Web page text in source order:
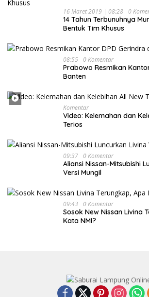
16 Maret 2019 | 08:28 0
14 Tahun Terbunuhnya
Bentuk Tim Khusus
08:55 0 Komentar
Prabowo Resmikan
Banten
Komentar
Video: Kelemahan dan
Terios
09:37 0 Komentar
Aliansi Nissan-Mitsubishi
Versi Mungil
09:43
0 Komentar
Sosok New Nissan Livina
Kata NMI?